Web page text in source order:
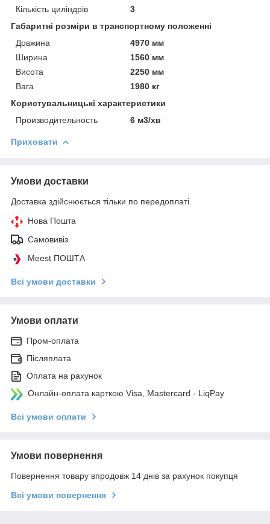
Кількість циліндрів
3
Габаритні розміри в транспортному положенні
Довжина
4970 мм
Ширина
1560 мм
Висота
2250 мм
Вага
1980 кг
Користувальницькі характеристики
Производительность
6 м3/хв
Приховати
Умови доставки
Доставка здійснюється тільки по передоплаті.
Нова Пошта
Самовивіз
Meest ПОШТА
Всі умови доставки
Умови оплати
Пром-оплата
Післяплата
Оплата на рахунок
Онлайн-оплата карткою Visa, Mastercard - LiqPay
Всі умови оплати
Умови повернення
Повернення товару впродовж 14 днів за рахунок покупця
Всі умови повернення